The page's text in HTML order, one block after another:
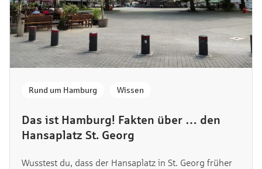
Das ist Hamburg! Fakten über … den
Hansaplatz St. Georg
Rund um Hamburg Wissen
Wusstest du, dass der Hansaplatz in St. Georg früher